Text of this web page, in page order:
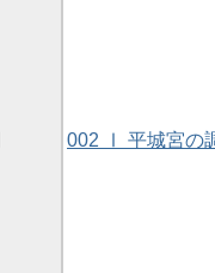
002 Ⅰ 平城宮の